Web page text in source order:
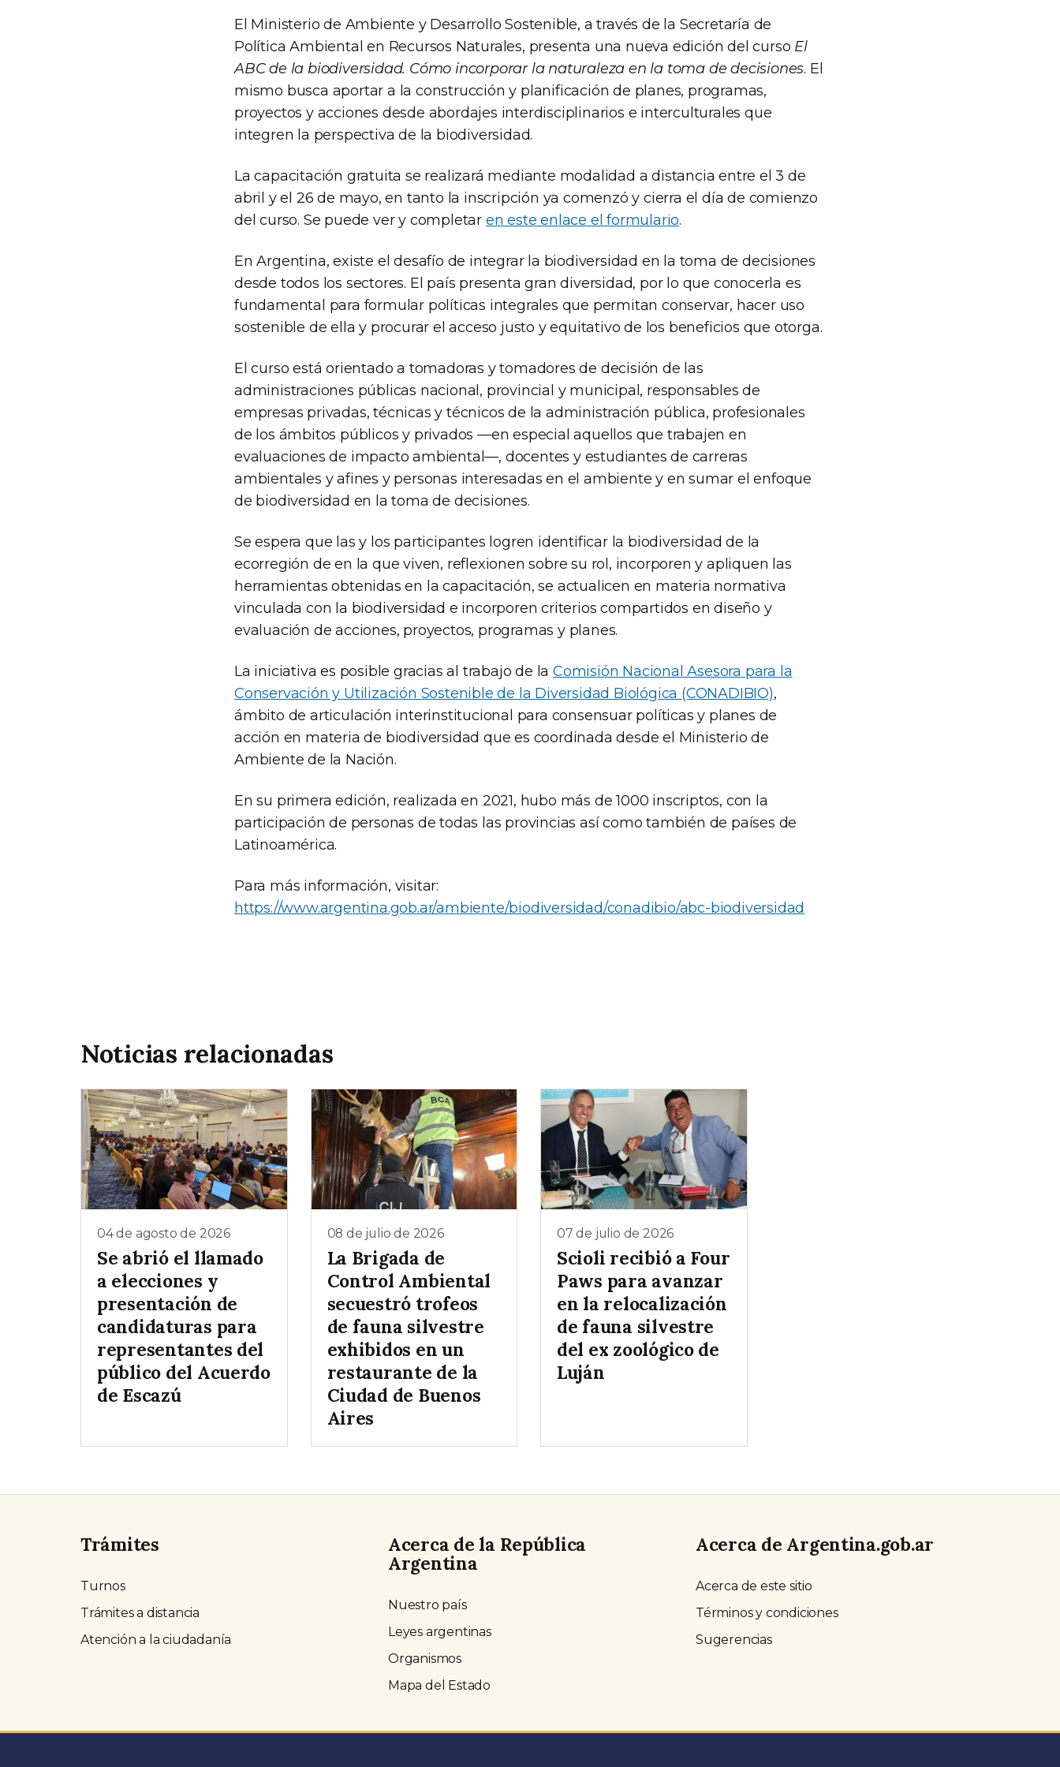
El Ministerio de Ambiente y Desarrollo Sostenible, a través de la Secretaría de
Política Ambiental en Recursos Naturales, presenta una nueva edición del curso El
ABC de la biodiversidad. Cómo incorporar la naturaleza en la toma de decisiones. El
mismo busca aportar a la construcción y planificación de planes, programas,
proyectos y acciones desde abordajes interdisciplinarios e interculturales que
integren la perspectiva de la biodiversidad.
La capacitación gratuita se realizará mediante modalidad a distancia entre el 3 de
abril y el 26 de mayo, en tanto la inscripción ya comenzó y cierra el día de comienzo
del curso. Se puede ver y completar en este enlace el formulario.
En Argentina, existe el desafío de integrar la biodiversidad en la toma de decisiones
desde todos los sectores. El país presenta gran diversidad, por lo que conocerla es
fundamental para formular políticas integrales que permitan conservar, hacer uso
sostenible de ella y procurar el acceso justo y equitativo de los beneficios que otorga.
El curso está orientado a tomadoras y tomadores de decisión de las
administraciones públicas nacional, provincial y municipal, responsables de
empresas privadas, técnicas y técnicos de la administración pública, profesionales
de los ámbitos públicos y privados —en especial aquellos que trabajen en
evaluaciones de impacto ambiental—, docentes y estudiantes de carreras
ambientales y afines y personas interesadas en el ambiente y en sumar el enfoque
de biodiversidad en la toma de decisiones.
Se espera que las y los participantes logren identificar la biodiversidad de la
ecorregión de en la que viven, reflexionen sobre su rol, incorporen y apliquen las
herramientas obtenidas en la capacitación, se actualicen en materia normativa
vinculada con la biodiversidad e incorporen criterios compartidos en diseño y
evaluación de acciones, proyectos, programas y planes.
La iniciativa es posible gracias al trabajo de la Comisión Nacional Asesora para la
Conservación y Utilización Sostenible de la Diversidad Biológica (CONADIBIO),
ámbito de articulación interinstitucional para consensuar políticas y planes de
acción en materia de biodiversidad que es coordinada desde el Ministerio de
Ambiente de la Nación.
En su primera edición, realizada en 2021, hubo más de 1000 inscriptos, con la
participación de personas de todas las provincias así como también de países de
Latinoamérica.
Para más información, visitar:
https://www.argentina.gob.ar/ambiente/biodiversidad/conadibio/abc-biodiversidad
Noticias relacionadas
04 de agosto de 2026
Se abrió el llamado
a elecciones y
presentación de
candidaturas para
representantes del
público del Acuerdo
de Escazú
08 de julio de 2026
La Brigada de
Control Ambiental
secuestró trofeos
de fauna silvestre
exhibidos en un
restaurante de la
Ciudad de Buenos
Aires
07 de julio de 2026
Scioli recibió a Four
Paws para avanzar
en la relocalización
de fauna silvestre
del ex zoológico de
Luján
Trámites
Turnos
Trámites a distancia
Atención a la ciudadanía
Acerca de la República
Argentina
Nuestro país
Leyes argentinas
Organismos
Mapa del Estado
Acerca de Argentina.gob.ar
Acerca de este sitio
Términos y condiciones
Sugerencias